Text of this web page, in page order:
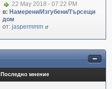
22 May 2018 - 07:22 PM
в: Намерени/Изгубени/Търсещи
дом
от: jaspermmm
Последно мнение